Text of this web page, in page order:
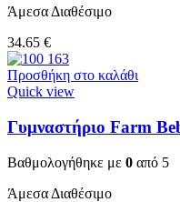
Άμεσα Διαθέσιμο
34.65 €
Προσθήκη στο καλάθι
Quick view
Γυμναστήριο Farm
Βαθμολογήθηκε με 0 από 5
Άμεσα Διαθέσιμο